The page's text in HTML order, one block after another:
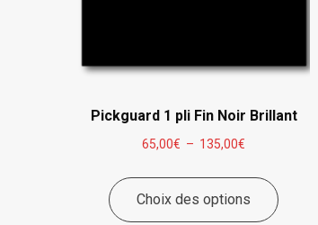
Pickguard 1 pli Fin Noir Brillant
65,00€ – 135,00€
prix :
65,00€
Choix des options
produit